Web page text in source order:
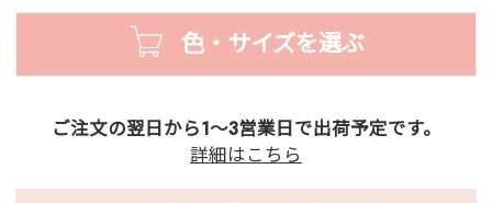
色・サイズを選ぶ
ご注文の翌日から1～3営業日で出荷予定です。
詳細はこちら